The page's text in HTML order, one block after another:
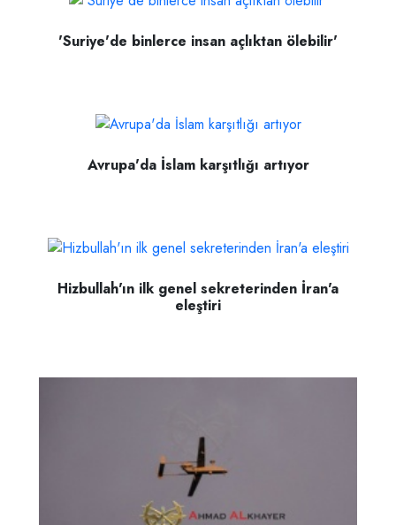
'Suriye'de binlerce insan açlıktan ölebilir'
Avrupa'da İslam karşıtlığı artıyor
Hizbullah'ın ilk genel sekreterinden İran'a
eleştiri